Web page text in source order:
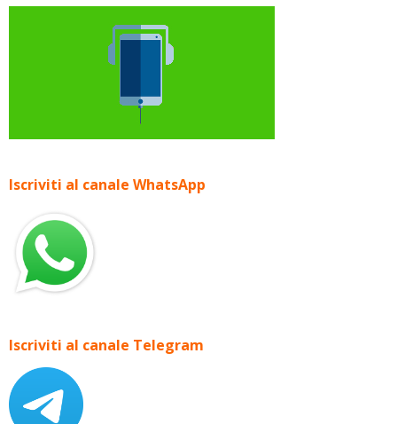
Iscriviti al canale WhatsApp
Iscriviti al canale Telegram